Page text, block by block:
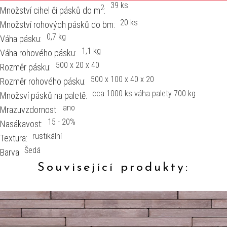
Množství cihel či pásků do m2: 39 ks
Množství rohových pásků do bm: 20 ks
Váha pásku: 0,7 kg
Váha rohového pásku: 1,1 kg
Rozměr pásku: 500 x 20 x 40
Rozměr rohového pásku: 500 x 100 x 40 x 20
Množsví pásků na paletě: cca 1000 ks váha palety 700 kg
Mrazuvzdornost: ano
Nasákavost: 15 - 20%
Textura: rustikální
Barva Šedá
Související produkty: